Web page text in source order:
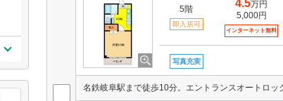
5階
即入居可
4.5万円
5,000円
インターネット無料
写真充実
名鉄岐阜駅まで徒歩10分。エントランスオートロッ